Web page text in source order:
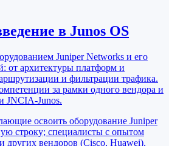
в Junos OS
Juniper Networks и его
от архитектуры платформ и
и фильтрации трафика.
за рамки одного вендора и
JNCIA-Junos.
освоить оборудование Juniper
строку; специалисты с опытом
других вендоров (Cisco, Huawei),